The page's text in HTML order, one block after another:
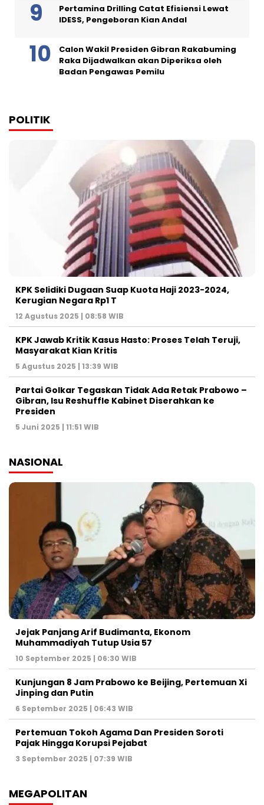
Pertamina Drilling Catat Efisiensi Lewat
IDESS, Pengeboran Kian Andal
Calon Wakil Presiden Gibran Rakabuming
Raka Dijadwalkan akan Diperiksa oleh
Badan Pengawas Pemilu
POLITIK
KPK Selidiki Dugaan Suap Kuota Haji 2023-2024,
Kerugian Negara Rp1 T
12 Agustus 2025 | 08:58 WIB
KPK Jawab Kritik Kasus Hasto: Proses Telah Teruji,
Masyarakat Kian Kritis
5 Agustus 2025 | 13:39 WIB
Partai Golkar Tegaskan Tidak Ada Retak Prabowo –
Gibran, Isu Reshuffle Kabinet Diserahkan ke
Presiden
5 Juni 2025 | 11:51 WIB
NASIONAL
Jejak Panjang Arif Budimanta, Ekonom
Muhammadiyah Tutup Usia 57
10 September 2025 | 06:30 WIB
Kunjungan 8 Jam Prabowo ke Beijing, Pertemuan Xi
Jinping dan Putin
6 September 2025 | 06:43 WIB
Pertemuan Tokoh Agama Dan Presiden Soroti
Pajak Hingga Korupsi Pejabat
3 September 2025 | 07:39 WIB
MEGAPOLITAN